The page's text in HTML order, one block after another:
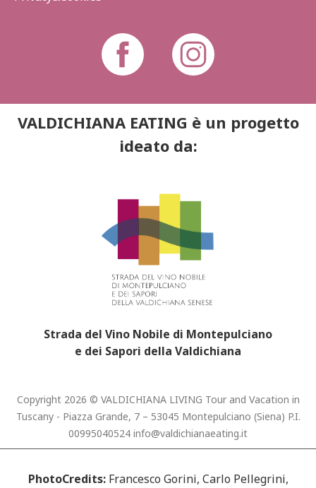
VALDICHIANA EATING è un progetto
ideato da:
Strada del Vino Nobile di Montepulciano
e dei Sapori della Valdichiana
Copyright 2026 © VALDICHIANA LIVING Tour and Vacation in
Tuscany - Piazza Grande, 7 – 53045 Montepulciano (Siena) P.I.
00995040524 info@valdichianaeating.it
PhotoCredits: Francesco Gorini, Carlo Pellegrini,